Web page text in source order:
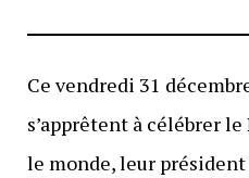
Ce vendredi 31
s’apprêtent à célébrer
le monde, leur président